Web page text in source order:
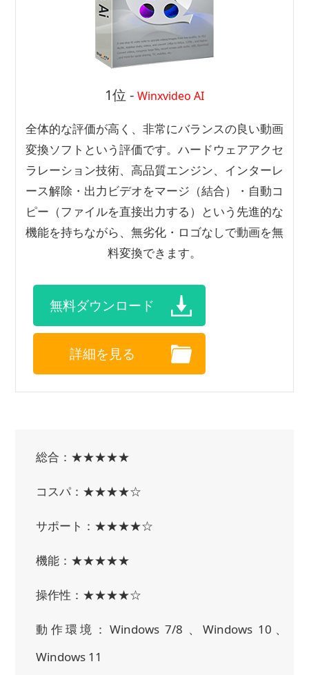
1位 - Winxvideo AI
全体的な評価が高く、非常にバランスの良い動画
変換ソフトという評価です。ハードウェアアクセ
ラレーション技術、高品質エンジン、インターレ
ース解除・出力ビデオをマージ（結合）・自動コ
ピー（ファイルを直接出力する）という先進的な
機能を持ちながら、無劣化・ロゴなしで動画を無
料変換できます。
無料ダウンロード
詳細を見る
総合：★★★★★
コスパ：★★★★☆
サポート：★★★★☆
機能：★★★★★
操作性：★★★★☆
動作環境：Windows 7/8 、Windows 10、
Windows 11